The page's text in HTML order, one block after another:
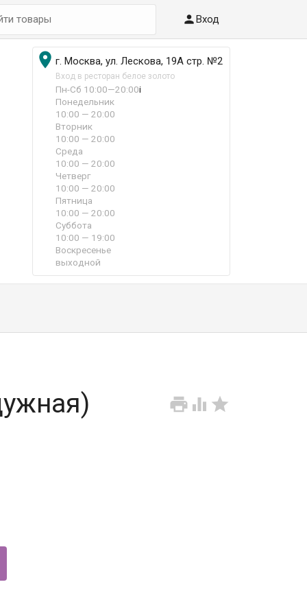
Вход
 г. Москва, ул. Лескова, 19А стр. №2
Вход в ресторан белое золото
Пн-Сб 10:00—20:00i
Понедельник
10:00 — 20:00
Вторник
10:00 — 20:00
Среда
10:00 — 20:00
Четверг
10:00 — 20:00
Пятница
10:00 — 20:00
Суббота
10:00 — 19:00
Воскресенье
выходной
  